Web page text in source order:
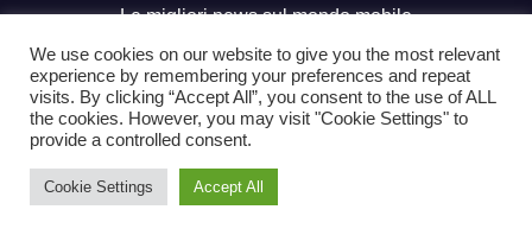
Le migliori news sul mondo mobile
Proudly powered by WordPress| Tema: Newsup diThemeansar
Home ContactCONTATTI
We use cookies on our website to give you the most relevant
experience by remembering your preferences and repeat
visits. By clicking “Accept All”, you consent to the use of ALL
the cookies. However, you may visit "Cookie Settings" to
provide a controlled consent.
Cookie Settings Accept All